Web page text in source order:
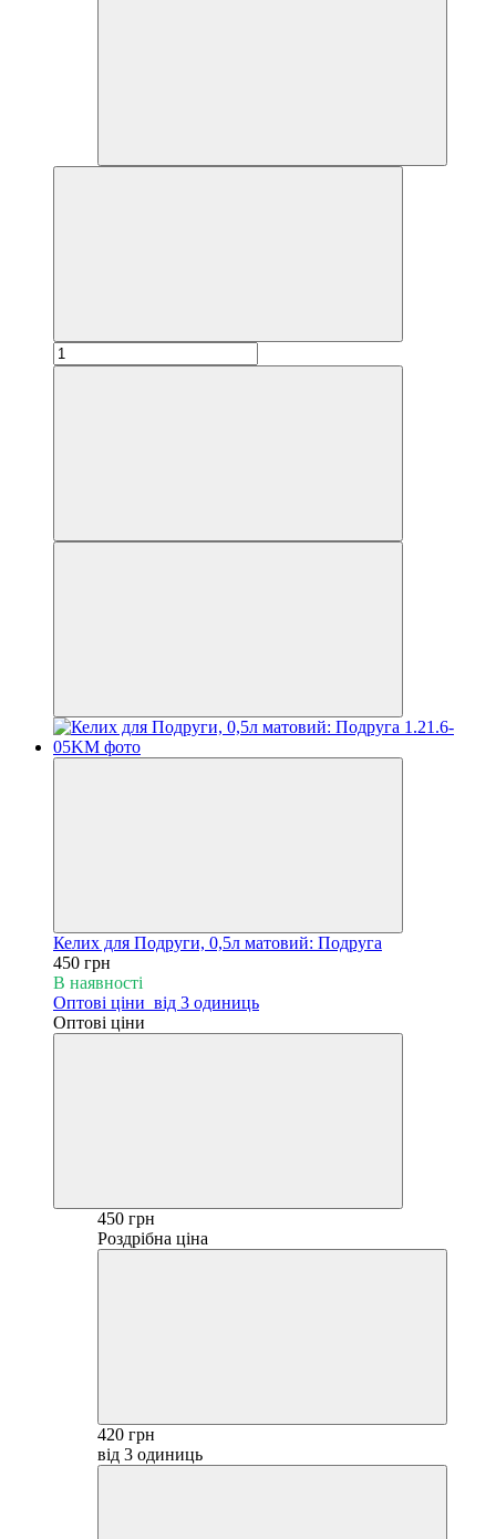
Келих для Подруги, 0,5л матовий: Подруга
450 грн
В наявності
Оптові ціни від 3 одиниць
Оптові ціни
450 грн
Роздрібна ціна
420 грн
від 3 одиниць